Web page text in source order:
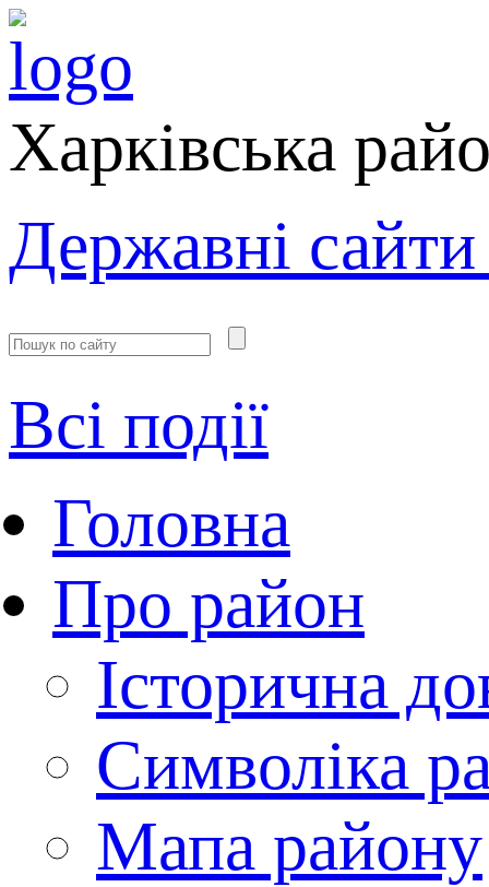
Харківська
Державні
Всі події
Головна
Про район
Історична
Символіка
Мапа району